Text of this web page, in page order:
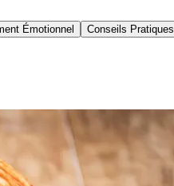
Émotionnel Conseils Pratiques